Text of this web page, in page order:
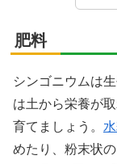
肥料
シンゴニウムは
は土から栄養が
育てましょう。
めたり、粉末状